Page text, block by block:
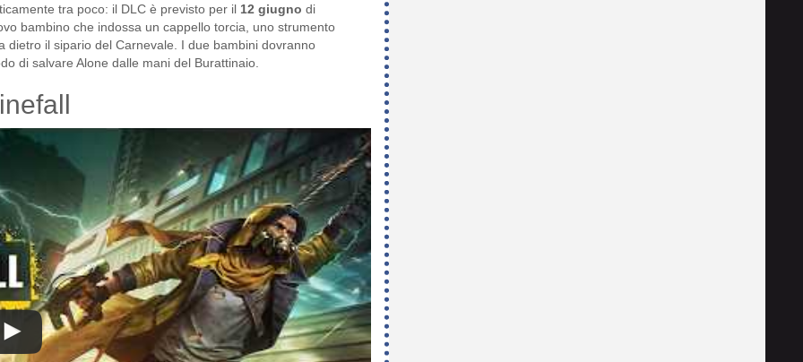
tra poco: il DLC è previsto per il 12 giugno di
bambino che indossa un cappello torcia, uno strumento
il sipario del Carnevale. I due bambini dovranno
di salvare Alone dalle mani del Burattinaio.